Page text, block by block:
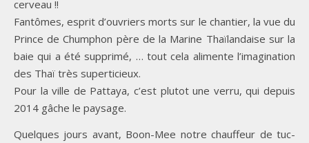
cerveau !!
Fantômes, esprit d’ouvriers morts sur le chantier, la vue du
Prince de Chumphon père de la Marine Thaïlandaise sur la
baie qui a été supprimé, … tout cela alimente l’imagination
des Thaï très superticieux.
Pour la ville de Pattaya, c’est plutot une verru, qui depuis
2014 gâche le paysage.
Quelques jours avant, Boon-Mee notre chauffeur de tuc-